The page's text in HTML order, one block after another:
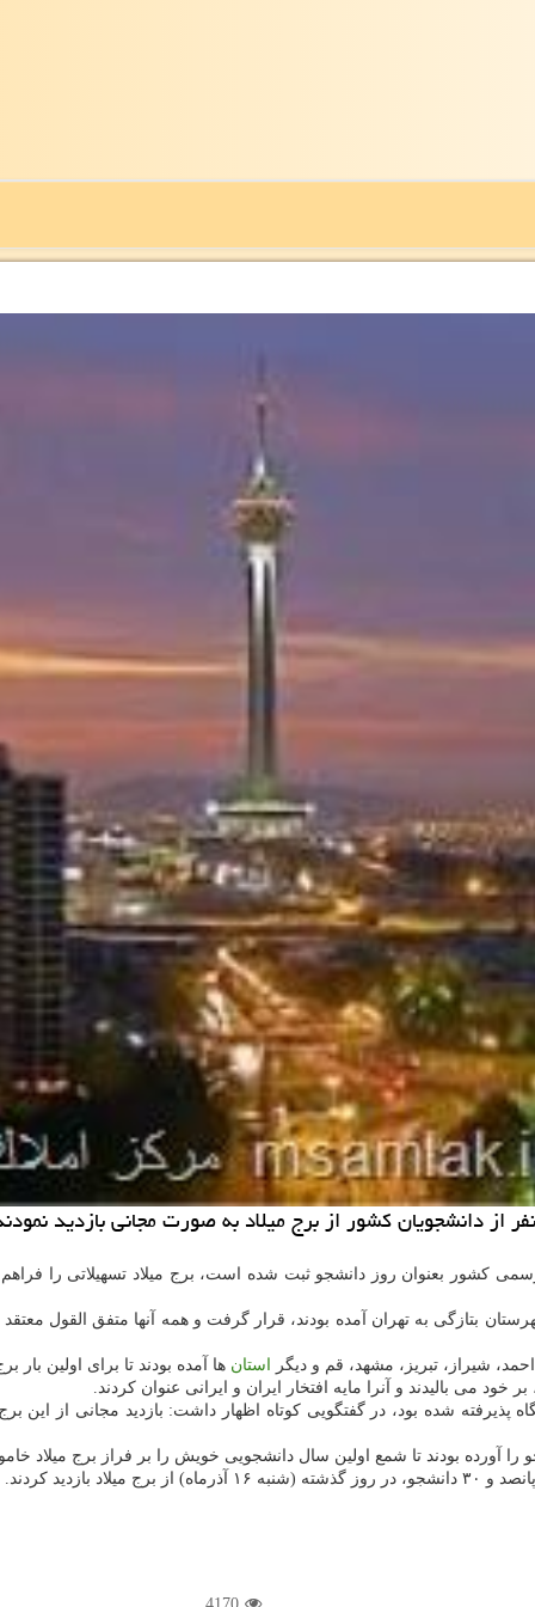
در تقویم رسمی كشور بعنوان روز دانشجو ثبت شده است، برج میلاد تسهیلاتی
بتازگی به تهران آمده بودند، قرار گرفت و همه آنها متفق القول معتقد
شیراز، تبریز، مشهد، قم و دیگر
استان ها آمده بودند تا برای اولین
می بالیدند و آنرا مایه افتخار ایران و ایرانی عنوان كردند.
شده بود، در گفتگویی كوتاه اظهار داشت: بازدید مجانی از این
آورده بودند تا شمع اولین سال دانشجویی خویش را بر فراز برج میلاد
كردند.